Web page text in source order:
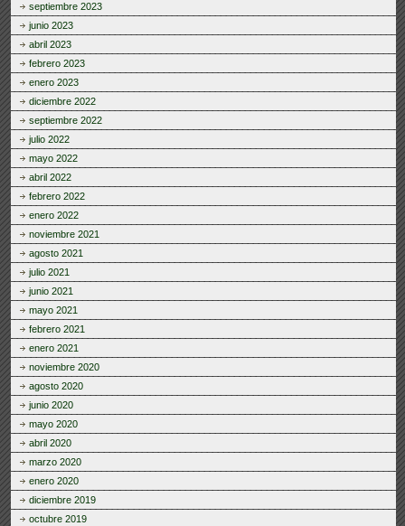
septiembre 2023
junio 2023
abril 2023
febrero 2023
enero 2023
diciembre 2022
septiembre 2022
julio 2022
mayo 2022
abril 2022
febrero 2022
enero 2022
noviembre 2021
agosto 2021
julio 2021
junio 2021
mayo 2021
febrero 2021
enero 2021
noviembre 2020
agosto 2020
junio 2020
mayo 2020
abril 2020
marzo 2020
enero 2020
diciembre 2019
octubre 2019